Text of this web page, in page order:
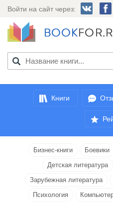
Войти на сайт через:
Книги
Бизнес-книги Боевики
Детская литература
Зарубежная литература
Психология